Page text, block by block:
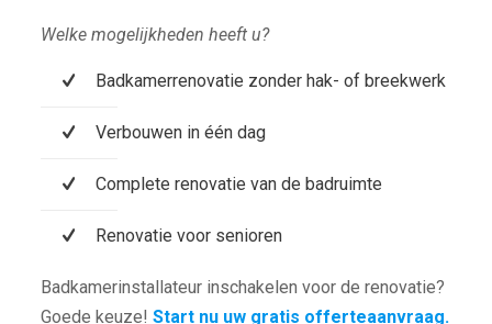
Welke mogelijkheden heeft u?
Badkamerrenovatie zonder hak- of breekwerk
Verbouwen in één dag
Complete renovatie van de badruimte
Renovatie voor senioren
Badkamerinstallateur inschakelen voor de renovatie?
Goede keuze! Start nu uw gratis offerteaanvraag.